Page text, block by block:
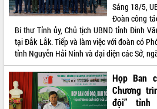
Không có file video nào để phát.
ALBUM ẢNH
Sáng 18/5,
Đoàn công
Bí thư Tỉnh ủy, Chủ tịch UBND tỉnh Đinh
tại Đắk Lắk. Tiếp và làm việc với đoàn có
tỉnh Nguyễn Hải Ninh và đại diện các Sở,
Họp Ban
Chương
đội”